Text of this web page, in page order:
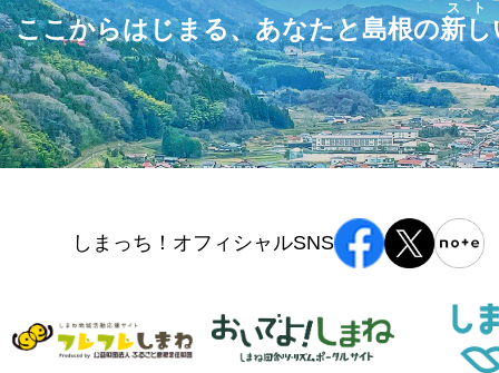
ここからはじまる、あなたと島根の新し
スト
しまっち！オフィシャルSNS